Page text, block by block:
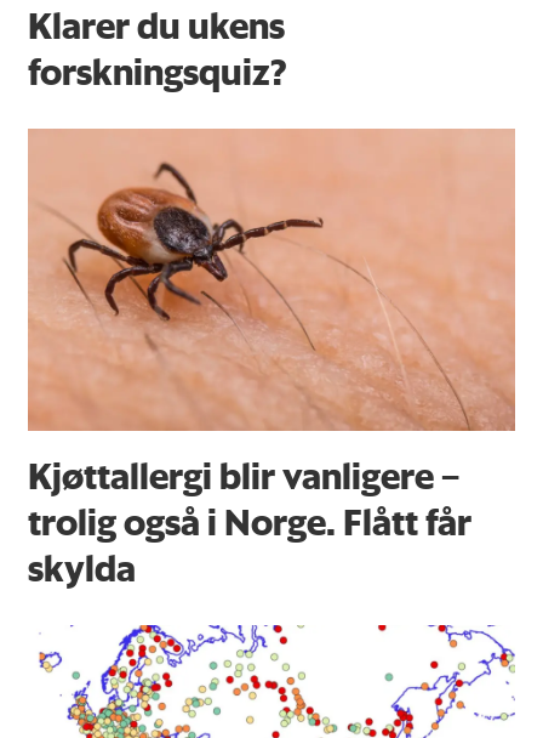
Klarer du ukens
forskningsquiz?
Kjøttallergi blir vanligere –
trolig også i Norge. Flått får
skylda